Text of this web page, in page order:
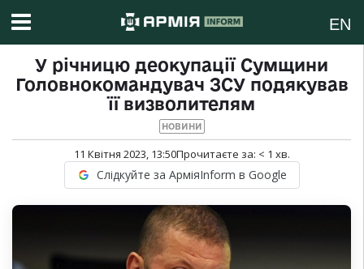
EN
У річницю деокупації Сумщини
Головнокомандувач ЗСУ подякував
її визволителям
НОВИНИ
11 Квітня 2023, 13:50Прочитаєте за: < 1 хв.
Слідкуйте за АрміяInform в Google